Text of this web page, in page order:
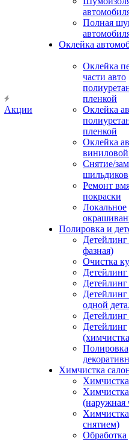
Акции
Полная
Оклейка
Оклейка
части авто
пленкой
Оклейка
пленкой
Оклейка
Снятие/
шильдиков
Ремонт
покраски
Локальное
Полировка и
фазная)
Очистка
Детейлинг
одной
Детейлинг
Полировка
Химчистка
(наружная
снятием)
Обработка